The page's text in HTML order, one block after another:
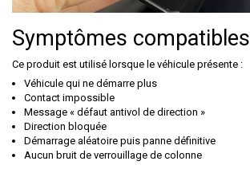
Symptômes compatibles
Ce produit est utilisé lorsque le véhicule présente :
Véhicule qui ne démarre plus
Contact impossible
Message « défaut antivol de direction »
Direction bloquée
Démarrage aléatoire puis panne définitive
Aucun bruit de verrouillage de colonne